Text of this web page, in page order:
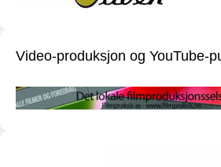
Video-produksjon og YouTube-